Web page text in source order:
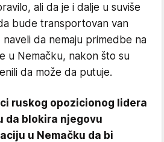
ali da je i dalje u suviše
bude transportovan van
naveli da nemaju primedbe na
u Nemačku, nakon što su
da može da putuje.
ruskog opozicionog lidera
da blokira njegovu
u Nemačku da bi